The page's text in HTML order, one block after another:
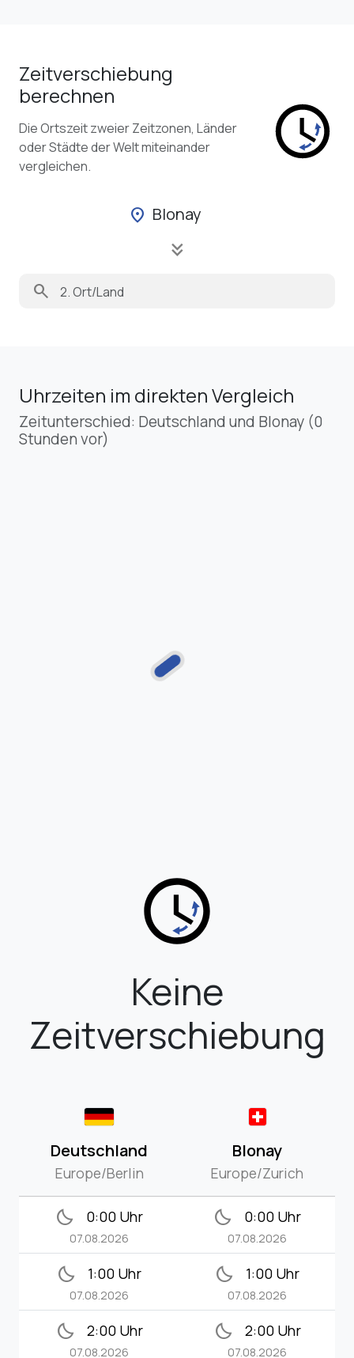
Zeitverschiebung
berechnen
Die Ortszeit zweier Zeitzonen, Länder
oder Städte der Welt miteinander
vergleichen.
location_on Blonay
keyboard_double_arrow_down
search
Uhrzeiten im direkten Vergleich
Zeitunterschied: Deutschland und Blonay (0
Stunden vor)
Keine
Zeitverschiebung
Deutschland
Europe/Berlin
Blonay
Europe/Zurich
bedtime 0:00 Uhr
07.08.2026
bedtime 0:00 Uhr
07.08.2026
bedtime 1:00 Uhr
07.08.2026
bedtime 1:00 Uhr
07.08.2026
bedtime 2:00 Uhr
07.08.2026
bedtime 2:00 Uhr
07.08.2026